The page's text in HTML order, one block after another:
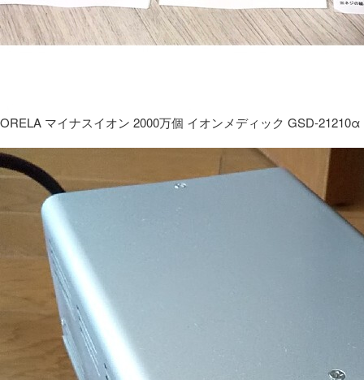
ORELA マイナスイオン 2000万個 イオンメディック GSD-21210α